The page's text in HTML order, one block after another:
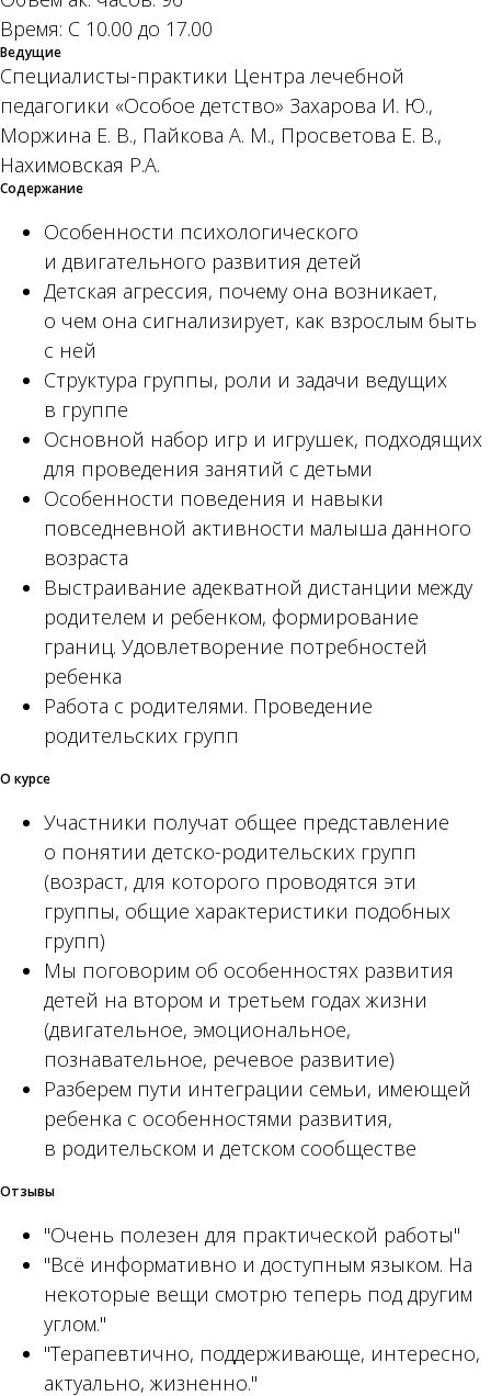
Время: С 10.00 до 17.00
Ведущие
Специалисты-практики Центра лечебной
педагогики «Особое детство» Захарова И. Ю.,
Моржина Е. В., Пайкова А. М., Просветова Е. В.,
Нахимовская Р.А.
Содержание
Особенности психологического
и двигательного развития детей
Детская агрессия, почему она возникает,
о чем она сигнализирует, как взрослым быть
с ней
Структура группы, роли и задачи ведущих
в группе
Основной набор игр и игрушек, подходящих
для проведения занятий с детьми
Особенности поведения и навыки
повседневной активности малыша данного
возраста
Выстраивание адекватной дистанции между
родителем и ребенком, формирование
границ. Удовлетворение потребностей
ребенка
Работа с родителями. Проведение
родительских групп
О курсе
Участники получат общее представление
о понятии детско-родительских групп
(возраст, для которого проводятся эти
группы, общие характеристики подобных
групп)
Мы поговорим об особенностях развития
детей на втором и третьем годах жизни
(двигательное, эмоциональное,
познавательное, речевое развитие)
Разберем пути интеграции семьи, имеющей
ребенка с особенностями развития,
в родительском и детском сообществе
Отзывы
"Очень полезен для практической работы"
"Всё информативно и доступным языком. На
некоторые вещи смотрю теперь под другим
углом."
"Терапевтично, поддерживающе, интересно,
актуально, жизненно."